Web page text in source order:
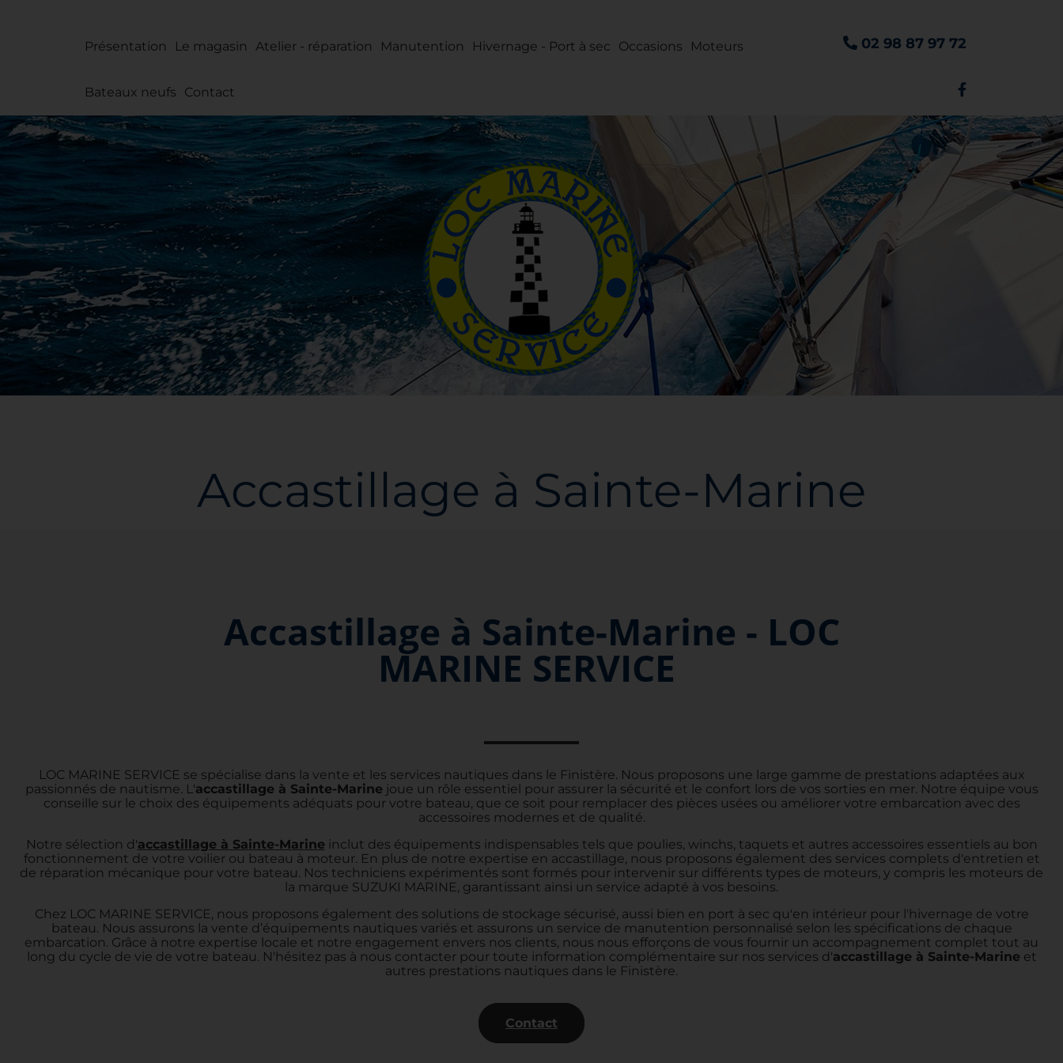
Présentation Le magasin Atelier - réparation Manutention Hivernage - Port à sec Occasions Moteurs
Bateaux neufs Contact
02 98 87 97 72
Accastillage à Sainte-Marine
Accastillage à Sainte-Marine - LOC
MARINE SERVICE
LOC MARINE SERVICE se spécialise dans la vente et les services nautiques dans le Finistère. Nous proposons une large gamme de prestations adaptées aux
passionnés de nautisme. L'accastillage à Sainte-Marine joue un rôle essentiel pour assurer la sécurité et le confort lors de vos sorties en mer. Notre équipe vous
conseille sur le choix des équipements adéquats pour votre bateau, que ce soit pour remplacer des pièces usées ou améliorer votre embarcation avec des
accessoires modernes et de qualité.
Notre sélection d'accastillage à Sainte-Marine inclut des équipements indispensables tels que poulies, winchs, taquets et autres accessoires essentiels au bon
fonctionnement de votre voilier ou bateau à moteur. En plus de notre expertise en accastillage, nous proposons également des services complets d'entretien et
de réparation mécanique pour votre bateau. Nos techniciens expérimentés sont formés pour intervenir sur différents types de moteurs, y compris les moteurs de
la marque SUZUKI MARINE, garantissant ainsi un service adapté à vos besoins.
Chez LOC MARINE SERVICE, nous proposons également des solutions de stockage sécurisé, aussi bien en port à sec qu'en intérieur pour l'hivernage de votre
bateau. Nous assurons la vente d’équipements nautiques variés et assurons un service de manutention personnalisé selon les spécifications de chaque
embarcation. Grâce à notre expertise locale et notre engagement envers nos clients, nous nous efforçons de vous fournir un accompagnement complet tout au
long du cycle de vie de votre bateau. N'hésitez pas à nous contacter pour toute information complémentaire sur nos services d'accastillage à Sainte-Marine et
autres prestations nautiques dans le Finistère.
Contact